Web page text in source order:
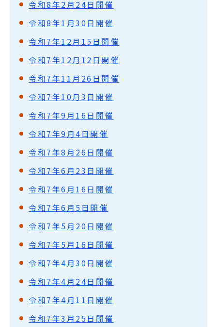
令和8年2月24日開催
令和8年1月30日開催
令和7年12月15日開催
令和7年12月12日開催
令和7年11月26日開催
令和7年10月3日開催
令和7年9月16日開催
令和7年9月4日開催
令和7年8月26日開催
令和7年6月23日開催
令和7年6月16日開催
令和7年6月5日開催
令和7年5月20日開催
令和7年5月16日開催
令和7年4月30日開催
令和7年4月24日開催
令和7年4月11日開催
令和7年3月25日開催